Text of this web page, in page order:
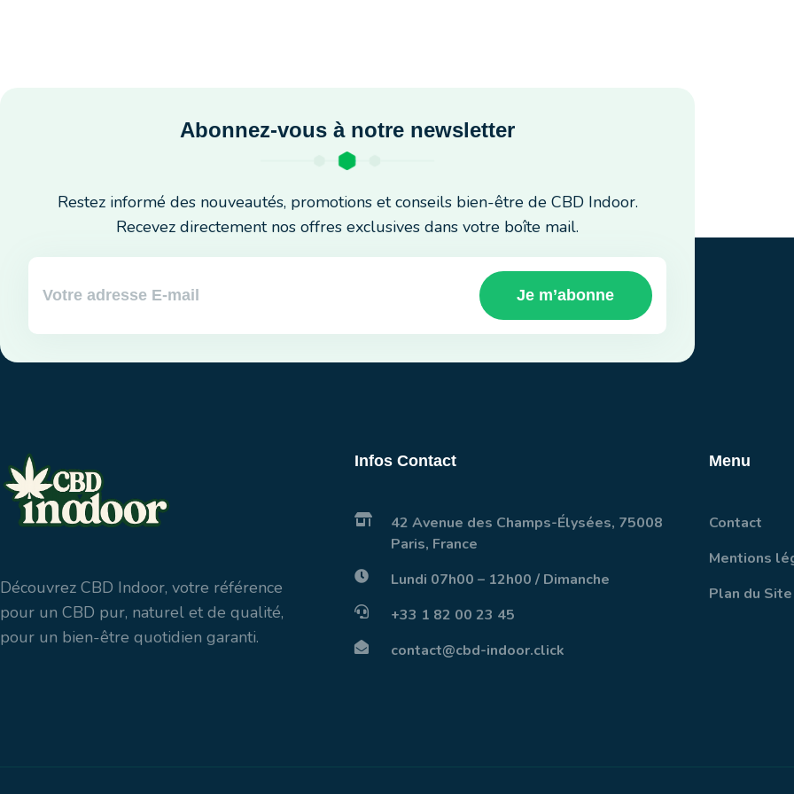
Abonnez-vous à notre newsletter
Restez informé des nouveautés, promotions et conseils bien-être de CBD Indoor.
Recevez directement nos offres exclusives dans votre boîte mail.
Je m’abonne
Découvrez CBD Indoor, votre référence
pour un CBD pur, naturel et de qualité,
pour un bien-être quotidien garanti.
Infos Contact
42 Avenue des Champs-Élysées, 75008
Paris, France
Lundi 07h00 – 12h00 / Dimanche
+33 1 82 00 23 45
contact@cbd-indoor.click
Menu
Contact
Mentions
Plan du Site